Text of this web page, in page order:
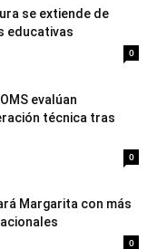
se extiende de
educativas
0
evalúan
técnica tras
0
Margarita con más
0